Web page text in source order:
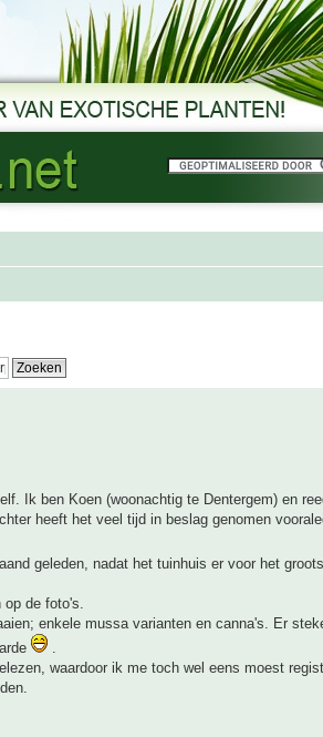
Ik ben Koen (woonachtig te Dentergem) en
heeft het veel tijd in beslag genomen
geleden, nadat het tuinhuis er voor het
op de foto's.
enkele mussa varianten en canna's. Er
.
waardoor ik me toch wel eens moest